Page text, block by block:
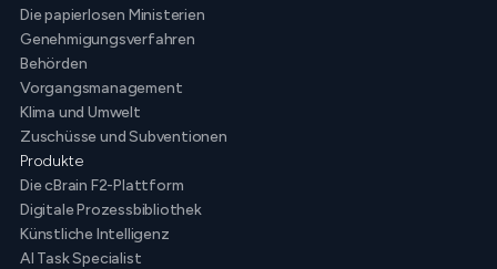
Die papierlosen Ministerien
Genehmigungsverfahren
Behörden
Vorgangsmanagement
Klima und Umwelt
Zuschüsse und Subventionen
Produkte
Die cBrain F2-Plattform
Digitale Prozessbibliothek
Künstliche Intelligenz
AI Task Specialist